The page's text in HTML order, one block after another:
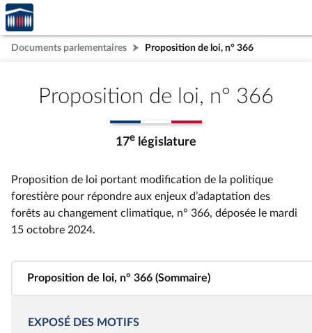
Aller au contenu
Aller en bas de la page
Accèder
à la
page
d'accueil
Documents parlementaires Proposition de loi, n° 366
Proposition de loi, n° 366
17e législature
Proposition de loi portant modification de la politique
forestière pour répondre aux enjeux d’adaptation des
forêts au changement climatique, n° 366, déposée le mardi
15 octobre 2024.
Proposition de loi, n° 366 (Sommaire)
EXPOSÉ DES MOTIFS